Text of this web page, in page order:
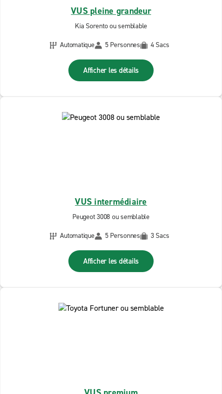
VUS pleine grandeur
Kia Sorento ou semblable
Automatique
5 Personnes 4 Sacs
Afficher les détails
VUS intermédiaire
Peugeot 3008 ou semblable
Automatique
5 Personnes 3 Sacs
Afficher les détails